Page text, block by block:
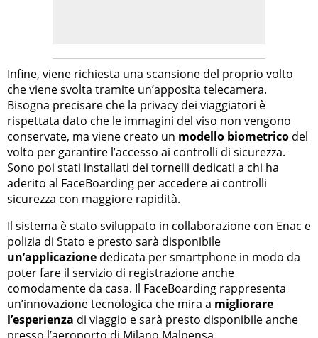
Infine, viene richiesta una scansione del proprio volto
che viene svolta tramite un’apposita telecamera.
Bisogna precisare che la privacy dei viaggiatori è
rispettata dato che le immagini del viso non vengono
conservate, ma viene creato un modello biometrico del
volto per garantire l’accesso ai controlli di sicurezza.
Sono poi stati installati dei tornelli dedicati a chi ha
aderito al FaceBoarding per accedere ai controlli
sicurezza con maggiore rapidità.
Il sistema è stato sviluppato in collaborazione con Enac e
polizia di Stato e presto sarà disponibile
un’applicazione dedicata per smartphone in modo da
poter fare il servizio di registrazione anche
comodamente da casa. Il FaceBoarding rappresenta
un’innovazione tecnologica che mira a migliorare
l’esperienza di viaggio e sarà presto disponibile anche